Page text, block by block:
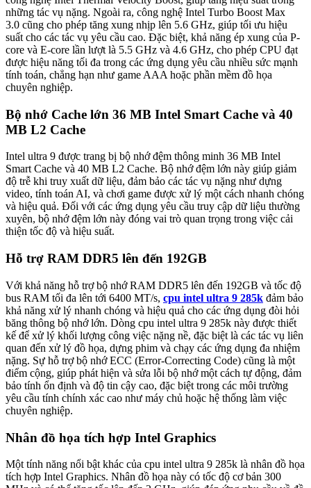
những tác vụ nặng. Ngoài ra, công nghệ Intel Turbo Boost Max
3.0 cũng cho phép tăng xung nhịp lên 5.6 GHz, giúp tối ưu hiệu
suất cho các tác vụ yêu cầu cao. Đặc biệt, khả năng ép xung của P-
core và E-core lần lượt là 5.5 GHz và 4.6 GHz, cho phép CPU đạt
được hiệu năng tối đa trong các ứng dụng yêu cầu nhiều sức mạnh
tính toán, chẳng hạn như game AAA hoặc phần mềm đồ họa
chuyên nghiệp.
Bộ nhớ Cache lớn 36 MB Intel Smart Cache và 40
MB L2 Cache
Intel ultra 9 được trang bị bộ nhớ đệm thông minh 36 MB Intel
Smart Cache và 40 MB L2 Cache. Bộ nhớ đệm lớn này giúp giảm
độ trễ khi truy xuất dữ liệu, đảm bảo các tác vụ nặng như dựng
video, tính toán AI, và chơi game được xử lý một cách nhanh chóng
và hiệu quả. Đối với các ứng dụng yêu cầu truy cập dữ liệu thường
xuyên, bộ nhớ đệm lớn này đóng vai trò quan trọng trong việc cải
thiện tốc độ và hiệu suất.
Hỗ trợ RAM DDR5 lên đến 192GB
Với khả năng hỗ trợ bộ nhớ RAM DDR5 lên đến 192GB và tốc độ
bus RAM tối đa lên tới 6400 MT/s, cpu intel ultra 9 285k đảm bảo
khả năng xử lý nhanh chóng và hiệu quả cho các ứng dụng đòi hỏi
băng thông bộ nhớ lớn. Dòng cpu intel ultra 9 285k này được thiết
kế để xử lý khối lượng công việc nặng nề, đặc biệt là các tác vụ liên
quan đến xử lý đồ họa, dựng phim và chạy các ứng dụng đa nhiệm
nặng. Sự hỗ trợ bộ nhớ ECC (Error-Correcting Code) cũng là một
điểm cộng, giúp phát hiện và sửa lỗi bộ nhớ một cách tự động, đảm
bảo tính ổn định và độ tin cậy cao, đặc biệt trong các môi trường
yêu cầu tính chính xác cao như máy chủ hoặc hệ thống làm việc
chuyên nghiệp.
Nhân đồ họa tích hợp Intel Graphics
Một tính năng nổi bật khác của cpu intel ultra 9 285k là nhân đồ họa
tích hợp Intel Graphics. Nhân đồ họa này có tốc độ cơ bản 300